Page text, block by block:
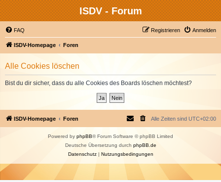
ISDV - Forum
FAQ Anmelden
Registrieren
ISDV-Homepage Foren
Alle Cookies löschen
Bist du dir sicher, dass du alle Cookies des Boards löschen möchtest?
ISDV-Homepage Foren Alle Zeiten sind UTC+02:00
Powered by phpBB® Forum Software © phpBB Limited
Deutsche Übersetzung durch phpBB.de
Datenschutz| Nutzungsbedingungen